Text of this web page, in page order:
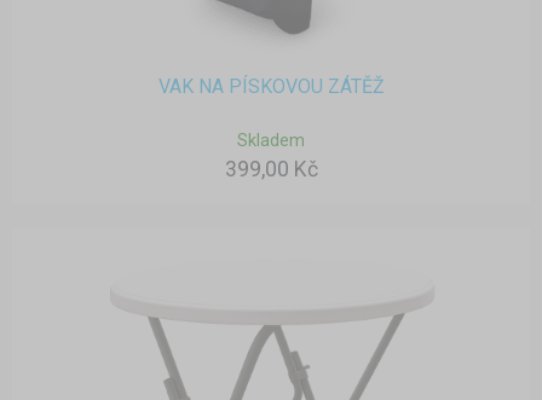
VAK NA PÍSKOVOU ZÁTĚŽ
Skladem
399,00 Kč